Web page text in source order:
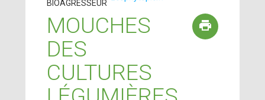
BIOAGRESSEUR
MOUCHES
DES
CULTURES